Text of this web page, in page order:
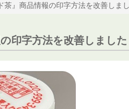
』商品情報の印字方法を改善しまし
印字方法を改善しました